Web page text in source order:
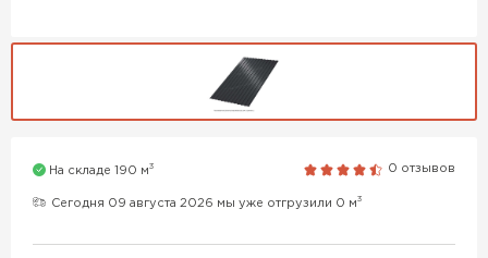
На складе 190 м3 0 отзывов
Сегодня 09 августа 2026 мы уже отгрузили 0 м3